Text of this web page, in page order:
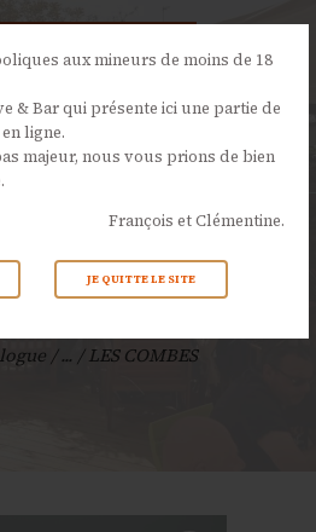
aux mineurs de moins de 18
& Bar qui présente ici une partie de
ligne.
majeur, nous vous prions de bien
François et Clémentine.
JE QUITTE LE SITE
... LES COMBES